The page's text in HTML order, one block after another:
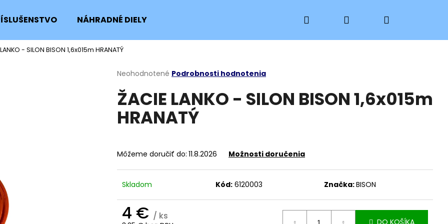
NÁHRADNÉ DIELY Hľadať PrihlásenieNákupný
- SILON BISON 1,6x015m HRANATÝ
Priemerné
produktu
je
0,0
Neohodnotené Podrobnosti hodnotenia
ŽACIE LANKO - SILON BISON 1,6x015m
HRANATÝ
Môžeme doručiť do: 11.8.2026 Možnosti doručenia
Skladom Kód: 6120003 Značka:BISON
4 € / ks
Čo potrebujete nájsť?
HĽADAŤ
NOŽA KOSAČKY
POISTNÝ KRÚŽOK PKH 15